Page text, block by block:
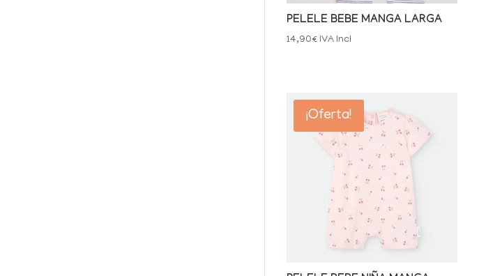
PELELE BEBE MANGA LARGA
14,90€ IVA Incl
¡Oferta!